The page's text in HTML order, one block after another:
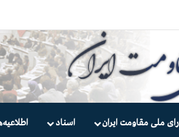
به سالن ۵ بند ۷ و ضرب و شتم زندانیان
ملی مقاومت ایران اسناد